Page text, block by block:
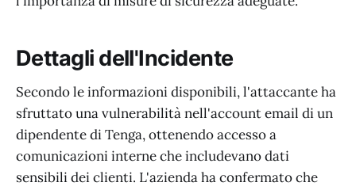
Dettagli dell'Incidente
Secondo le informazioni disponibili, l'attaccante ha
sfruttato una vulnerabilità nell'account email di un
dipendente di Tenga, ottenendo accesso a
comunicazioni interne che includevano dati
sensibili dei clienti. L'azienda ha confermato che